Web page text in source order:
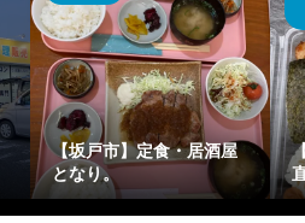
【川越市】コーヒーショ
ップマンデリン